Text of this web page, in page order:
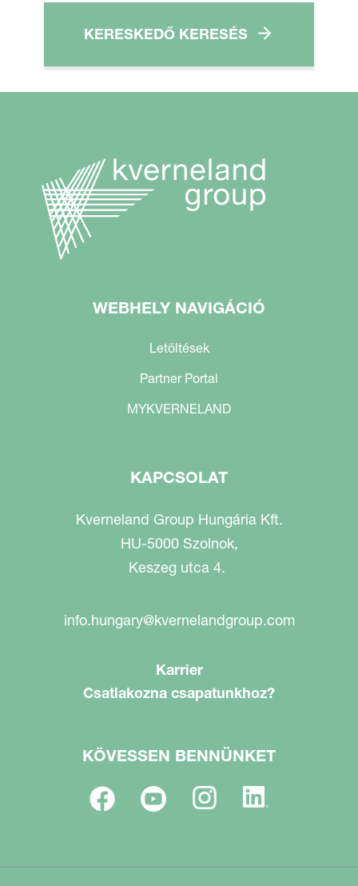
KERESKEDŐ KERESÉS
WEBHELY NAVIGÁCIÓ
Letöltések
Partner Portal
MYKVERNELAND
KAPCSOLAT
Kverneland Group Hungária Kft.
HU-5000 Szolnok,
Keszeg utca 4.
info.hungary@kvernelandgroup.com
Karrier
Csatlakozna csapatunkhoz?
KÖVESSEN BENNÜNKET